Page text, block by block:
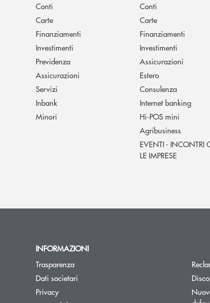
Conti
Carte
Finanziamenti
Investimenti
Previdenza
Assicurazioni
Servizi
Inbank
Minori
Conti
Carte
Finanziamenti
Investimenti
Assicurazioni
Estero
Consulenza
Internet banking
Hi-POS mini
Agribusiness
EVENTI - INCONTRI
LE IMPRESE
INFORMAZIONI
Trasparenza
Dati societari
Privacy